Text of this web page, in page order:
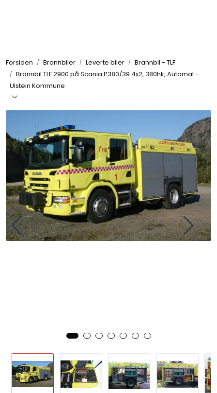
Forsiden Brannbiler Leverte biler
Brannbil - TLF
Brannbil TLF 2900 på Scania P380/39 4x2, 380hk, Automat -
Ulstein Kommune
Produkter
Reservedeler
Om oss
Kvalitet og miljø